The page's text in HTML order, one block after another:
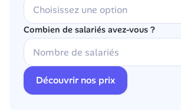
Combien de salariés avez-vous ?
Découvrir nos prix